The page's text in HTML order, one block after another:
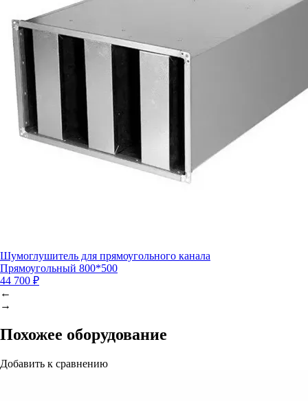
Шумоглушитель для прямоугольного канала
Прямоугольный 800*500
44 700 ₽
←
→
Похожее оборудование
Добавить к сравнению